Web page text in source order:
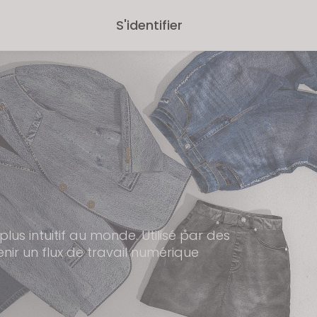
S'identifier
intuitif au monde. Utilisé par des
un flux de travail numérique